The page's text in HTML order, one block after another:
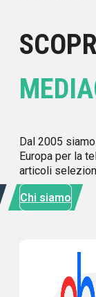
Dal 2005
Europa per la
articoli
Chi siamo